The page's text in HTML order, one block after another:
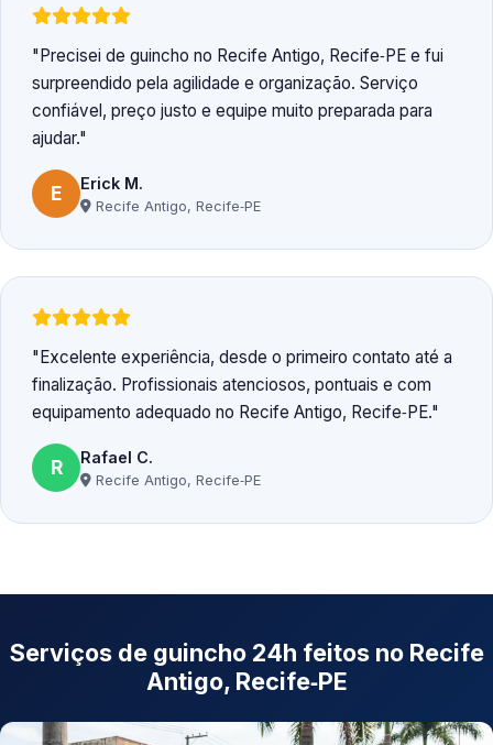
Precisei de guincho no Recife Antigo, Recife‑PE e fui
surpreendido pela agilidade e organização. Serviço
confiável, preço justo e equipe muito preparada para
ajudar.
E Erick M.
Recife Antigo, Recife‑PE
Excelente experiência, desde o primeiro contato até a
finalização. Profissionais atenciosos, pontuais e com
equipamento adequado no Recife Antigo, Recife‑PE.
R Rafael C.
Recife Antigo, Recife‑PE
Serviços de guincho 24h feitos no Recife
Antigo, Recife‑PE